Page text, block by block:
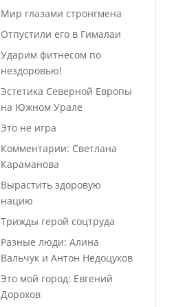
Мир глазами стронгмена
Отпустили его в Гималаи
Ударим фитнесом по
нездоровью!
Эстетика Северной Европы
на Южном Урале
Это не игра
Комментарии: Светлана
Караманова
Вырастить здоровую
нацию
Трижды герой соцтруда
Разные люди: Алина
Вальчук и Антон Недоцуков
Это мой город: Евгений
Дорохов